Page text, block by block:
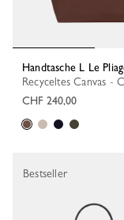
Handtasche L Le
Recyceltes Canvas -
CHF 240,00
Bestseller